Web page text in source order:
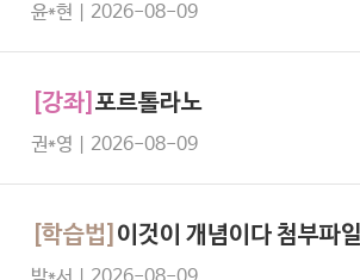
윤*현 | 2026-08-09
[강좌] 포르톨라노
권*영 | 2026-08-09
[학습법] 이것이 개념이다 첨부파